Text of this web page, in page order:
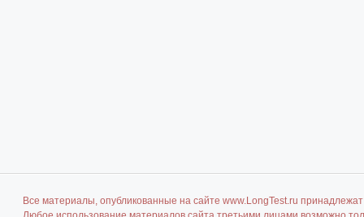
Все материалы, опубликованные на сайте www.LongTest.ru